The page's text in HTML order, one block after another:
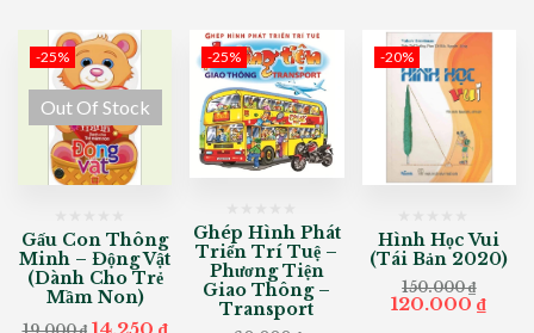
-25%
Out Of Stock
Gấu Con Thông
Minh – Động Vật
(Dành Cho Trẻ
Mầm Non)
OriginalCurrent
-25%
Ghép Hình Phát
Triển Trí Tuệ –
Phương Tiện
Giao Thông –
Transport
-20%
Hình Học Vui
(Tái Bản 2020)
150.000₫
Original
120.000₫